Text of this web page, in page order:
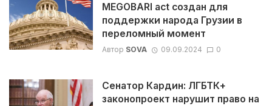
MEGOBARI act создан для
поддержки народа Грузии в
переломный момент
Автор SOVA 09.09.2024 0
Сенатор Кардин: ЛГБТК+
законопроект нарушит право на